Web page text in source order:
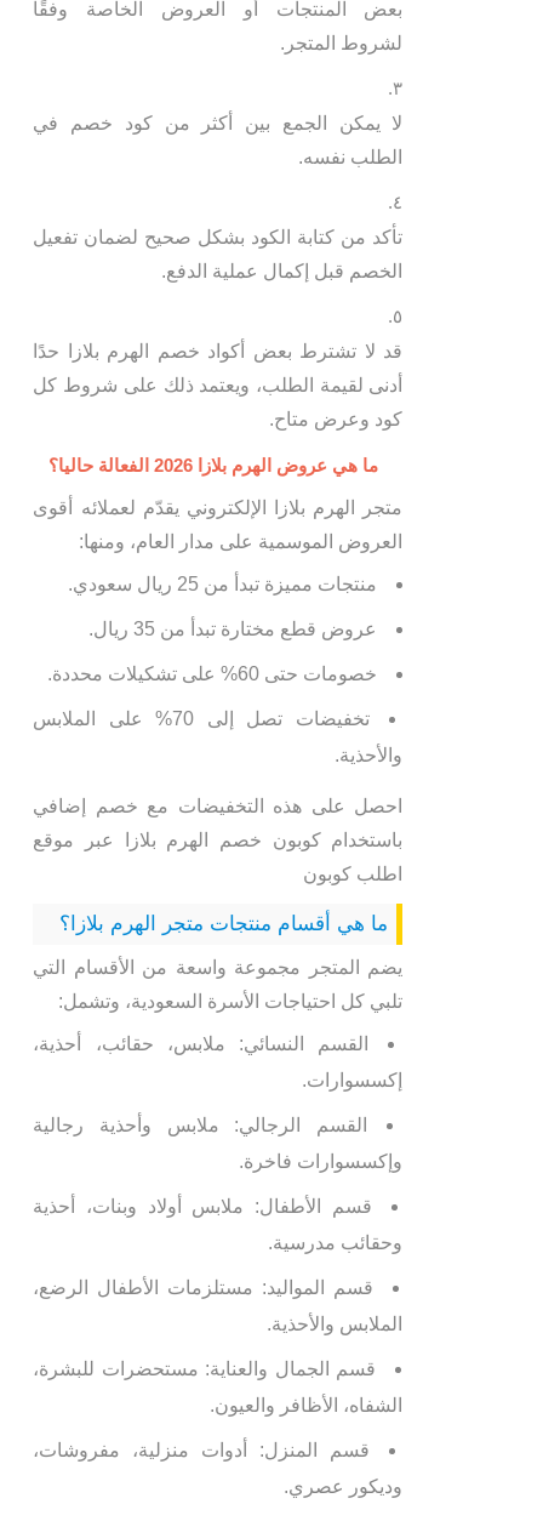
بعض المنتجات أو العروض الخاصة وفقًا
لشروط المتجر.
لا يمكن الجمع بين أكثر من كود خصم في
الطلب نفسه.
تأكد من كتابة الكود بشكل صحيح لضمان تفعيل
الخصم قبل إكمال عملية الدفع.
قد لا تشترط بعض أكواد خصم الهرم بلازا حدًا
أدنى لقيمة الطلب، ويعتمد ذلك على شروط كل
كود وعرض متاح.
ما هي عروض الهرم بلازا 2026 الفعالة حاليا؟
متجر الهرم بلازا الإلكتروني يقدّم لعملائه أقوى
العروض الموسمية على مدار العام، ومنها:
منتجات مميزة تبدأ من 25 ريال سعودي.
عروض قطع مختارة تبدأ من 35 ريال.
خصومات حتى 60% على تشكيلات محددة.
تخفيضات تصل إلى 70% على الملابس
والأحذية.
احصل على هذه التخفيضات مع خصم إضافي
باستخدام كوبون خصم الهرم بلازا عبر موقع
اطلب كوبون
ما هي أقسام منتجات متجر الهرم بلازا؟
يضم المتجر مجموعة واسعة من الأقسام التي
تلبي كل احتياجات الأسرة السعودية، وتشمل:
القسم النسائي: ملابس، حقائب، أحذية،
إكسسوارات.
القسم الرجالي: ملابس وأحذية رجالية
وإكسسوارات فاخرة.
قسم الأطفال: ملابس أولاد وبنات، أحذية
وحقائب مدرسية.
قسم المواليد: مستلزمات الأطفال الرضع،
الملابس والأحذية.
قسم الجمال والعناية: مستحضرات للبشرة،
الشفاه، الأظافر والعيون.
قسم المنزل: أدوات منزلية، مفروشات،
وديكور عصري.